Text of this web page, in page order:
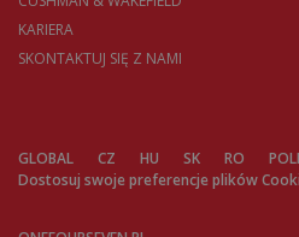
KARIERA
SKONTAKTUJ SIĘ Z NAMI
GLOBAL CZ HU SK RO
Dostosuj swoje preferencje plików